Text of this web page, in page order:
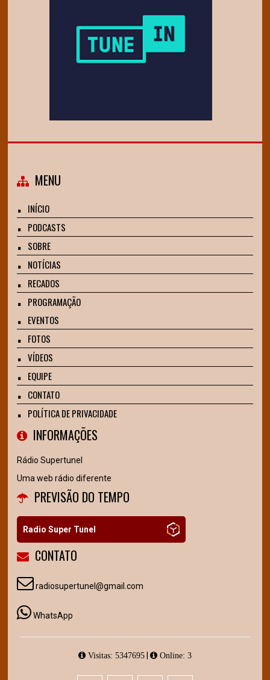
MENU
INÍCIO
PODCASTS
SOBRE
NOTÍCIAS
RECADOS
PROGRAMAÇÃO
EVENTOS
FOTOS
VÍDEOS
EQUIPE
CONTATO
POLÍTICA DE PRIVACIDADE
INFORMAÇÕES
Rádio Supertunel
Uma web rádio diferente
PREVISÃO DO TEMPO
Radio Super Tunel
CONTATO
radiosupertunel@gmail.com
WhatsApp
Visitas: 5347695| Online: 3